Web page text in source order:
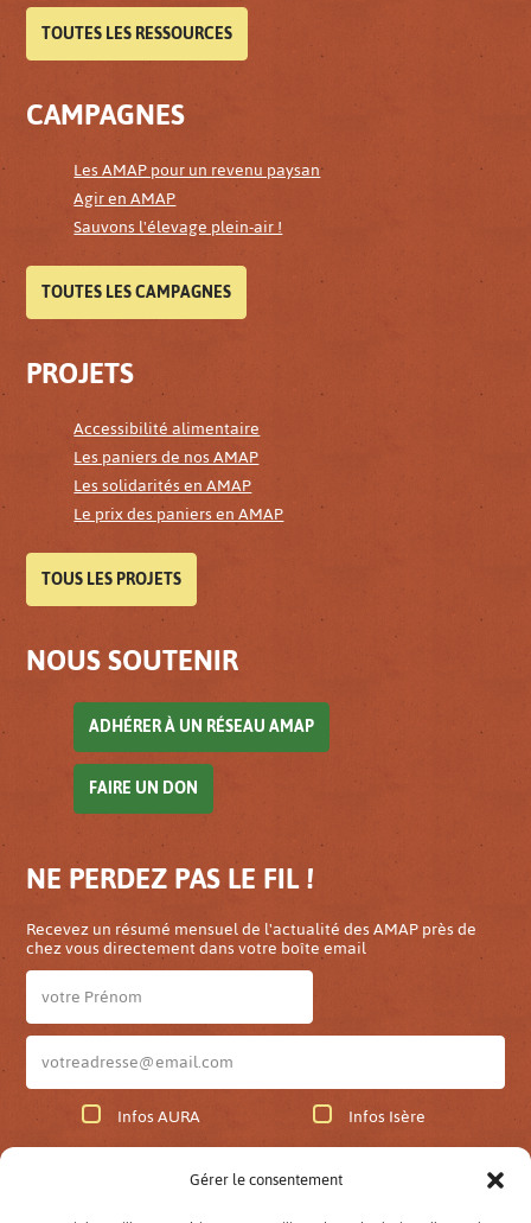
Gérer le consentement
TOUTES LES RESSOURCES
CAMPAGNES
Les AMAP pour un revenu paysan
Agir en AMAP
Sauvons l'élevage plein-air !
TOUTES LES CAMPAGNES
PROJETS
Accessibilité alimentaire
Les paniers de nos AMAP
Les solidarités en AMAP
Le prix des paniers en AMAP
TOUS LES PROJETS
NOUS SOUTENIR
ADHÉRER À UN RÉSEAU AMAP
FAIRE UN DON
NE PERDEZ PAS LE FIL !
Recevez un résumé mensuel de l'actualité des AMAP près de
chez vous directement dans votre boîte email
Infos AURA Infos Isère